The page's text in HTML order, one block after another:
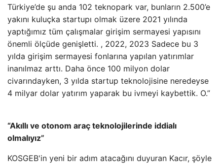
Türkiye’de şu anda 102 teknopark var, bunların 2.500’e
yakını kuluçka startupı olmak üzere 2021 yılında
yaptığımız tüm çalışmalar girişim sermayesi yapısını
önemli ölçüde genişletti. , 2022, 2023 Sadece bu 3
yılda girişim sermayesi fonlarına yapılan yatırımlar
inanılmaz arttı. Daha önce 100 milyon dolar
civarındayken, 3 yılda startup teknolojisine neredeyse
4 milyar dolar yatırım yaparak bu ivmeyi kaybettik. O.”
“Akıllı ve otonom araç teknolojilerinde iddialı
olmalıyız”
KOSGEB'in yeni bir adım atacağını duyuran Kacır, şöyle